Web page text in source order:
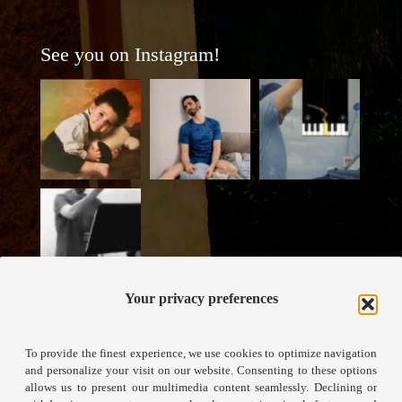
Your privacy preferences
To provide the finest experience, we use cookies to optimize navigation
and personalize your visit on our website. Consenting to these options
allows us to present our multimedia content seamlessly. Declining or
See you on Instagram!